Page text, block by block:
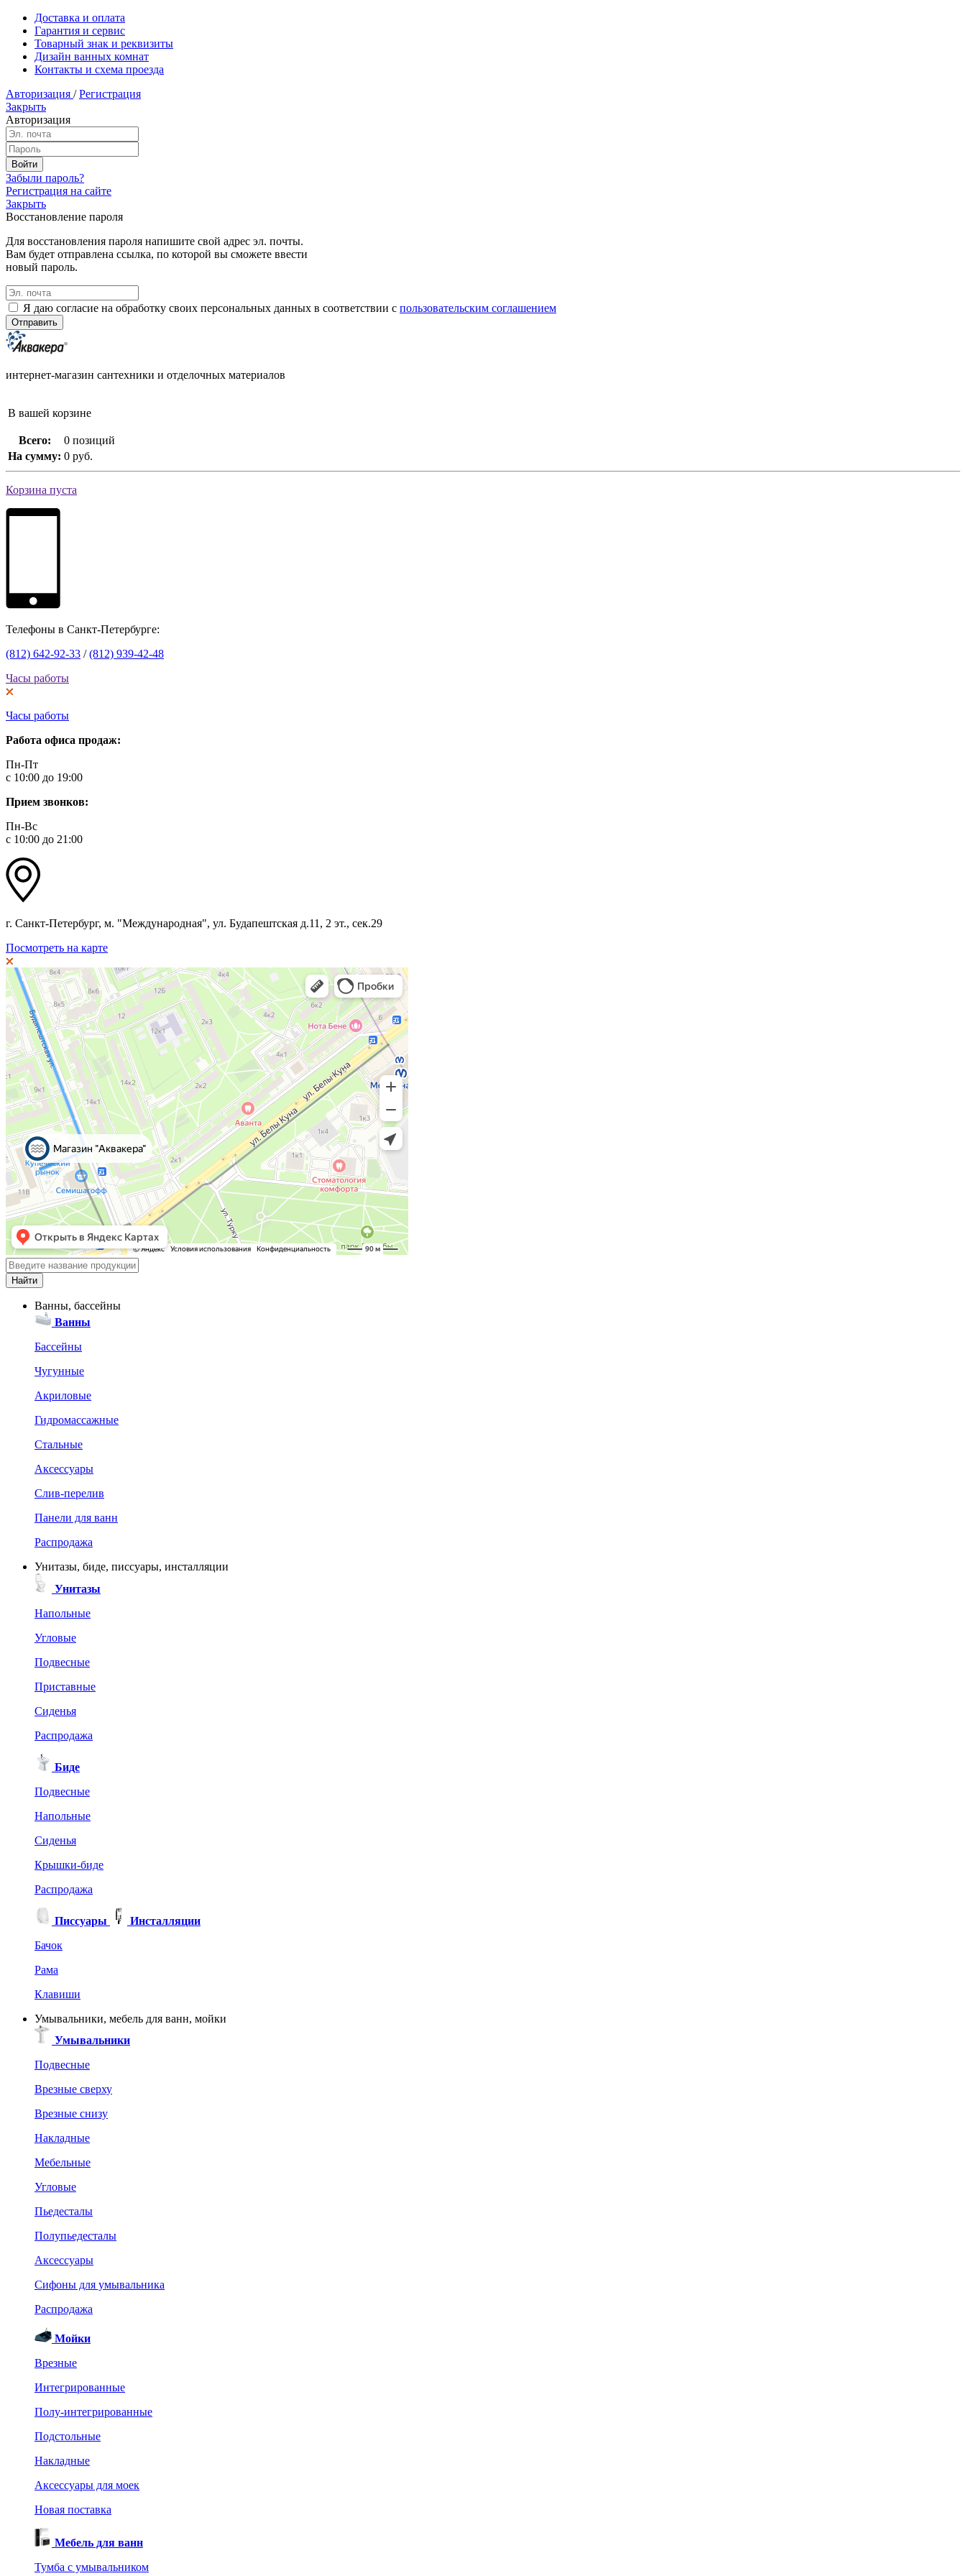
Доставка и оплата
Гарантия и сервис
Товарный знак и реквизиты
Дизайн ванных комнат
Контакты и схема проезда
Авторизация / Регистрация
Закрыть
Авторизация
Забыли пароль?
Регистрация на сайте
Закрыть
Восстановление пароля
Для восстановления пароля напишите свой адрес эл. почты.
Вам будет отправлена ссылка, по которой вы сможете ввести
новый пароль.
Я даю согласие на обработку своих персональных данных в соответствии с пользовательским соглашением
интернет-магазин сантехники и отделочных материалов
В вашей корзине
Всего:
0 позиций
На сумму: 0 руб.
Корзина пуста
Телефоны в Санкт-Петербурге:
(812) 642-92-33 /(812) 939-42-48
Часы работы
Часы работы
Работа офиса продаж:
Пн-Пт
с 10:00 до 19:00
Прием звонков:
Пн-Вс
с 10:00 до 21:00
г. Санкт-Петербург, м. "Международная", ул. Будапештская д.11, 2 эт., сек.29
Посмотреть на карте
Ванны, бассейны
Ванны
Бассейны
Чугунные
Акриловые
Гидромассажные
Стальные
Аксессуары
Слив-перелив
Панели для ванн
Распродажа
Унитазы, биде, писсуары, инсталляции
Унитазы
Напольные
Угловые
Подвесные
Приставные
Сиденья
Распродажа
Биде
Подвесные
Напольные
Сиденья
Крышки-биде
Распродажа
Писсуары
Инсталляции
Бачок
Рама
Клавиши
Умывальники, мебель для ванн, мойки
Умывальники
Подвесные
Врезные сверху
Врезные снизу
Накладные
Мебельные
Угловые
Пьедесталы
Полупьедесталы
Аксессуары
Сифоны для умывальника
Распродажа
Мойки
Врезные
Интегрированные
Полу-интегрированные
Подстольные
Накладные
Аксессуары для моек
Новая поставка
Мебель для ванн
Тумба с умывальником